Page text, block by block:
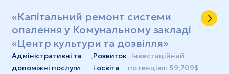
«Капітальний ремонт системи
опалення у Комунальному закладі
«Центр культури та дозвілля»
Адміністративні та
допоміжні послуги
,Розвиток
і освіта
, Інвестиційний
потенціал: 59,709$